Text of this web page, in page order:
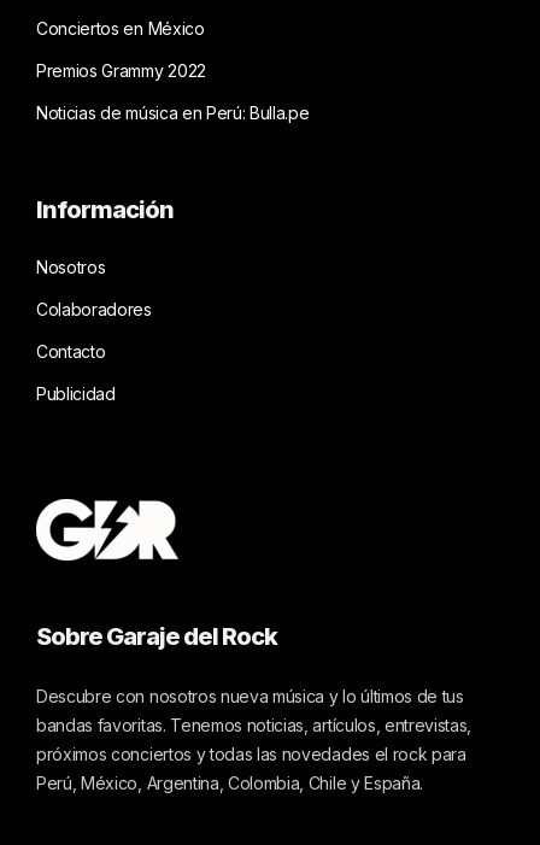
Conciertos en México
Premios Grammy 2022
Noticias de música en Perú: Bulla.pe
Información
Nosotros
Colaboradores
Contacto
Publicidad
Sobre Garaje del Rock
Descubre con nosotros nueva música y lo últimos de tus
bandas favoritas. Tenemos noticias, artículos, entrevistas,
próximos conciertos y todas las novedades el rock para
Perú, México, Argentina, Colombia, Chile y España.